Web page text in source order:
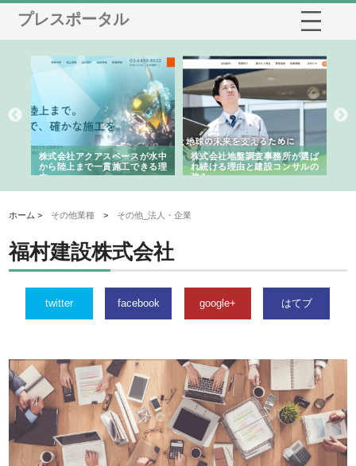
プレスポータル
株式会社アクアスペースが水中
から陸上まで一貫施工できる理
由
株式会社地盤調査事務所が選ば
れ続ける理由と建設コンサルの
強み
ホーム > その他業種 > その他_法人・企業
福村建設株式会社
twitter facebook google+ はてブ